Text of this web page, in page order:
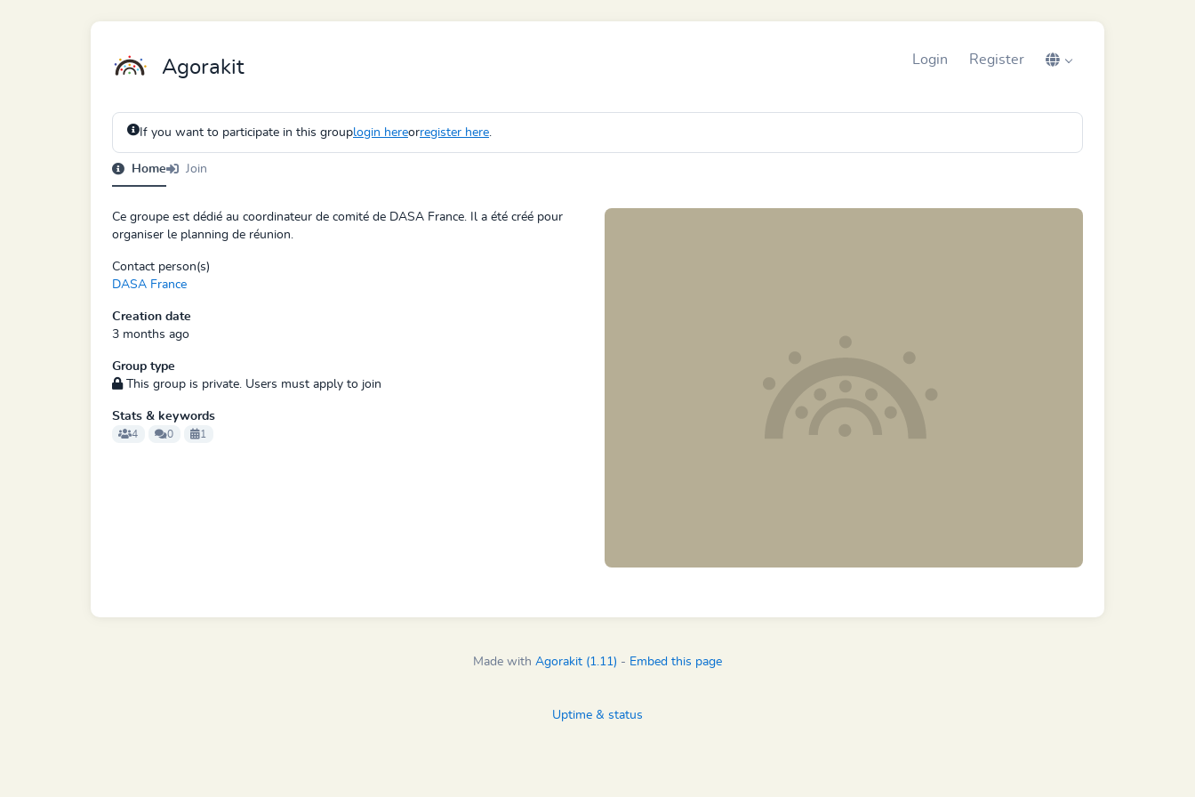
Agorakit Login Register
If you want to participate in this grouplogin hereorregister here.
Home Join
Ce groupe est dédié au coordinateur de comité de DASA France. Il a été créé pour
organiser le planning de réunion.
Contact person(s)
DASA France
Creation date
3 months ago
Group type
This group is private. Users must apply to join
Stats & keywords
4 0 1
Made with Agorakit (1.11) - Embed this page
Uptime & status